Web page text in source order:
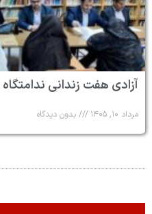
آزادی هفت زندانی
مرداد ۱۰, ۱۴۰۵ بدون دیدگاه